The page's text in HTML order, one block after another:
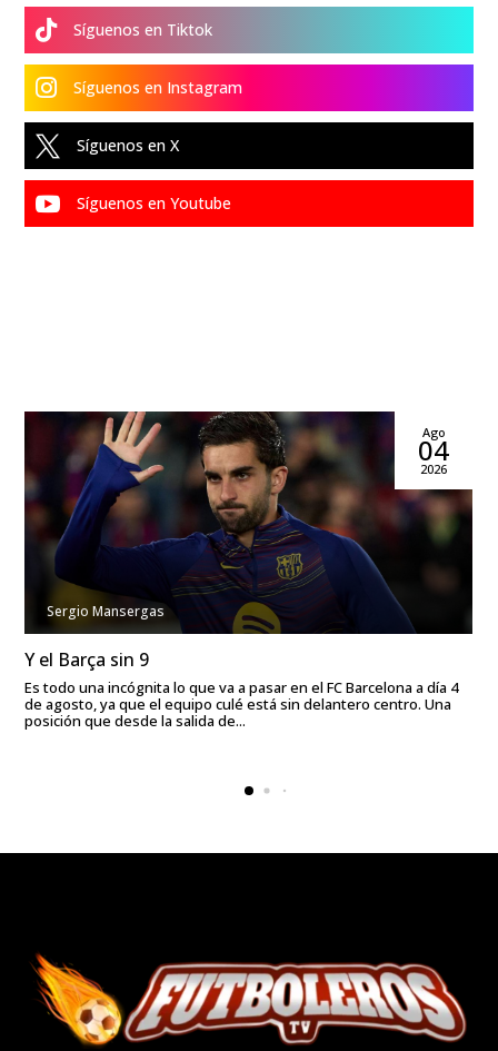
 Síguenos en Tiktok
 Síguenos en Instagram
 Síguenos en X
 Síguenos en Youtube
Sergio Mansergas
Ago
04
2026
Y el Barça sin 9
Es todo una incógnita lo que va a pasar en el FC Barcelona a día 4
de agosto, ya que el equipo culé está sin delantero centro. Una
posición que desde la salida de...